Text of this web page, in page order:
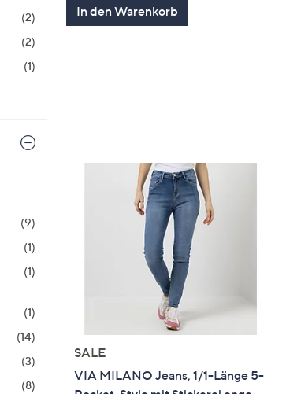
(2)
(2)
(1)
(9)
(1)
(1)
(1)
(14)
(3)
(8)
In den Warenkorb
SALE
VIA MILANO Jeans, 1/1-Länge 5-